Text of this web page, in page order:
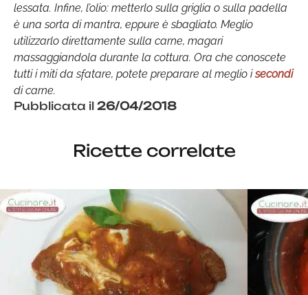
lessata. Infine, l’olio: metterlo sulla griglia o sulla padella
è una sorta di mantra, eppure è sbagliato. Meglio
utilizzarlo direttamente sulla carne, magari
massaggiandola durante la cottura. Ora che conoscete
tutti i miti da sfatare, potete preparare al meglio isecondi
di carne.
Pubblicata il 26/04/2018
Ricette correlate